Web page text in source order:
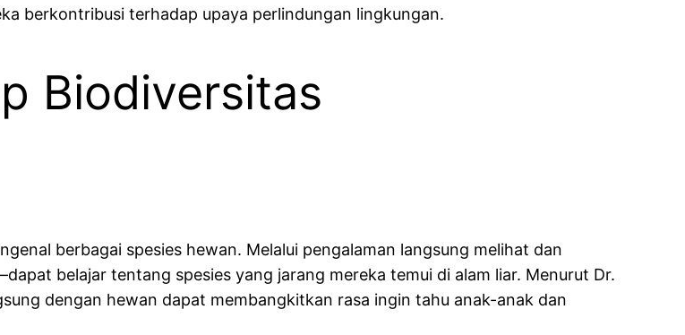
berkontribusi terhadap upaya perlindungan lingkungan.
Biodiversitas
berbagai spesies hewan. Melalui pengalaman langsung melihat dan
belajar tentang spesies yang jarang mereka temui di alam liar. Menurut Dr.
dengan hewan dapat membangkitkan rasa ingin tahu anak-anak dan